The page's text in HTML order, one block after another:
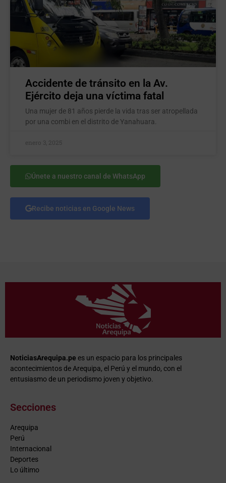
Accidente de tránsito en la Av.
Ejército deja una víctima fatal
Una mujer de 81 años pierde la vida tras ser atropellada
por una combi en el distrito de Yanahuara.
enero 3, 2025
Únete a nuestro canal de WhatsApp
Recibe noticias en Google News
NoticiasArequipa.pe es un espacio para los principales
acontecimientos de Arequipa, el Perú y el mundo, con el
entusiasmo de un periodismo joven y objetivo.
Secciones
Arequipa
Perú
Internacional
Deportes
Lo último